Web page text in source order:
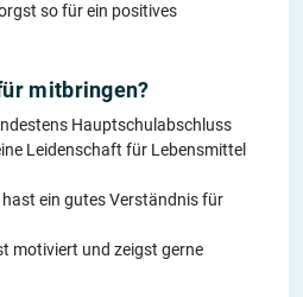
so für ein positives
mitbringen?
Hauptschulabschluss
Leidenschaft für Lebensmittel
hast ein gutes Verständnis für
motiviert und zeigst gerne